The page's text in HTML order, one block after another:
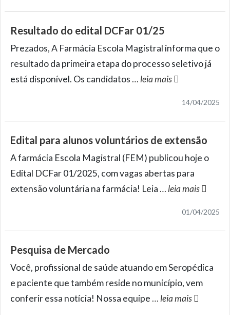
Resultado do edital DCFar 01/25
Prezados, A Farmácia Escola Magistral informa que o
resultado da primeira etapa do processo seletivo já
está disponível. Os candidatos … leia mais
14/04/2025
Edital para alunos voluntários de extensão
A farmácia Escola Magistral (FEM) publicou hoje o
Edital DCFar 01/2025, com vagas abertas para
extensão voluntária na farmácia! Leia … leia mais
01/04/2025
Pesquisa de Mercado
Você, profissional de saúde atuando em Seropédica
e paciente que também reside no município, vem
conferir essa notícia! Nossa equipe … leia mais